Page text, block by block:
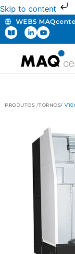
Skip to content
WEBS
PRODUTOS /TORNOS/